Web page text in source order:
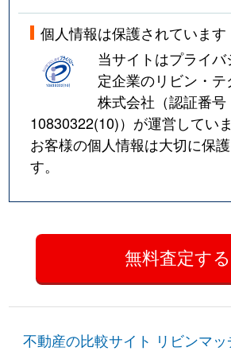
個人情報は保護されています
当サイトはプライ
定企業のリビン・
株式会社（認証番号
10830322(10)）が運営していま
お客様の個人情報は大切に保
す。
不動産の比較サイト リビンマッ